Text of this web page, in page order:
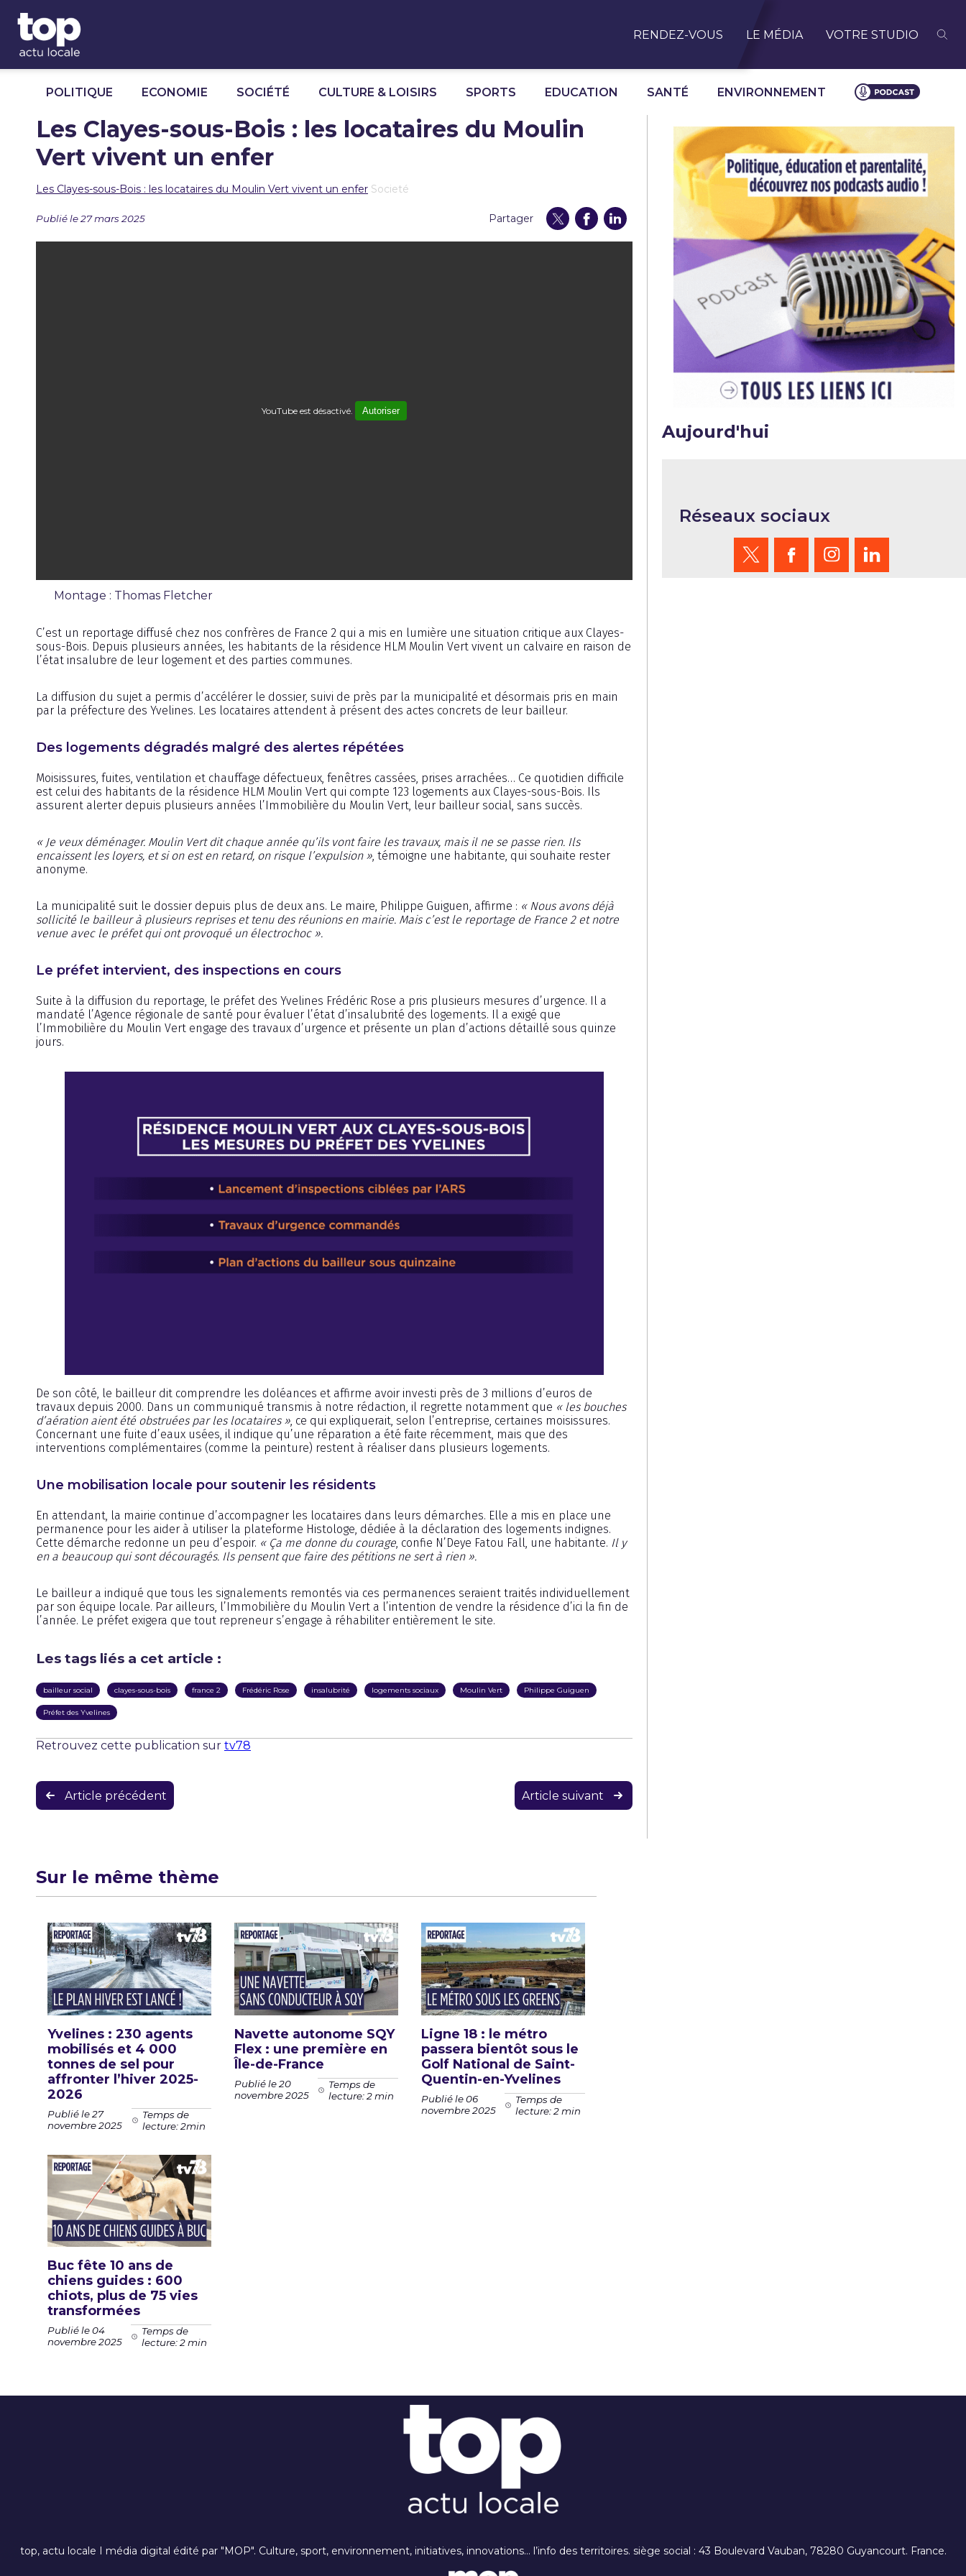
RENDEZ-VOUS LE MÉDIA VOTRE STUDIO
POLITIQUE ECONOMIE SOCIÉTÉ CULTURE & LOISIRS SPORTS EDUCATION SANTÉ ENVIRONNEMENT
Les Clayes-sous-Bois : les locataires du Moulin
Vert vivent un enfer
Les Clayes-sous-Bois : les locataires du Moulin Vert vivent un enfer Societé
Publié le 27 mars 2025 Partager
YouTube est désactivé. Autoriser
Montage : Thomas Fletcher
C’est un reportage diffusé chez nos confrères de France 2 qui a mis en lumière une situation critique aux Clayes-
sous-Bois. Depuis plusieurs années, les habitants de la résidence HLM Moulin Vert vivent un calvaire en raison de
l’état insalubre de leur logement et des parties communes.
La diffusion du sujet a permis d’accélérer le dossier, suivi de près par la municipalité et désormais pris en main
par la préfecture des Yvelines. Les locataires attendent à présent des actes concrets de leur bailleur.
Des logements dégradés malgré des alertes répétées
Moisissures, fuites, ventilation et chauffage défectueux, fenêtres cassées, prises arrachées… Ce quotidien difficile
est celui des habitants de la résidence HLM Moulin Vert qui compte 123 logements aux Clayes-sous-Bois. Ils
assurent alerter depuis plusieurs années l’Immobilière du Moulin Vert, leur bailleur social, sans succès.
« Je veux déménager. Moulin Vert dit chaque année qu’ils vont faire les travaux, mais il ne se passe rien. Ils
encaissent les loyers, et si on est en retard, on risque l’expulsion », témoigne une habitante, qui souhaite rester
anonyme.
La municipalité suit le dossier depuis plus de deux ans. Le maire, Philippe Guiguen, affirme : « Nous avons déjà
sollicité le bailleur à plusieurs reprises et tenu des réunions en mairie. Mais c’est le reportage de France 2 et notre
venue avec le préfet qui ont provoqué un électrochoc ».
Le préfet intervient, des inspections en cours
Suite à la diffusion du reportage, le préfet des Yvelines Frédéric Rose a pris plusieurs mesures d’urgence. Il a
mandaté l’Agence régionale de santé pour évaluer l’état d’insalubrité des logements. Il a exigé que
l’Immobilière du Moulin Vert engage des travaux d’urgence et présente un plan d’actions détaillé sous quinze
jours.
De son côté, le bailleur dit comprendre les doléances et affirme avoir investi près de 3 millions d’euros de
travaux depuis 2000. Dans un communiqué transmis à notre rédaction, il regrette notamment que « les bouches
d’aération aient été obstruées par les locataires », ce qui expliquerait, selon l’entreprise, certaines moisissures.
Concernant une fuite d’eaux usées, il indique qu’une réparation a été faite récemment, mais que des
interventions complémentaires (comme la peinture) restent à réaliser dans plusieurs logements.
Une mobilisation locale pour soutenir les résidents
En attendant, la mairie continue d’accompagner les locataires dans leurs démarches. Elle a mis en place une
permanence pour les aider à utiliser la plateforme Histologe, dédiée à la déclaration des logements indignes.
Cette démarche redonne un peu d’espoir. « Ça me donne du courage, confie N’Deye Fatou Fall, une habitante. Il y
en a beaucoup qui sont découragés. Ils pensent que faire des pétitions ne sert à rien ».
Le bailleur a indiqué que tous les signalements remontés via ces permanences seraient traités individuellement
par son équipe locale. Par ailleurs, l’Immobilière du Moulin Vert a l’intention de vendre la résidence d’ici la fin de
l’année. Le préfet exigera que tout repreneur s’engage à réhabiliter entièrement le site.
Les tags liés a cet article :
bailleur social clayes-sous-bois france 2 Frédéric Rose insalubrité logements sociaux Moulin Vert Philippe Guiguen
Préfet des Yvelines
Retrouvez cette publication sur tv78
Navigation
de
Article précédent Article suivant
Aujourd'hui
Réseaux sociaux
Sur le même thème
Yvelines : 230 agents
mobilisés et 4 000
tonnes de sel pour
affronter l’hiver 2025-
2026
Publié le 27
novembre 2025
Temps de
lecture: 2min
Navette autonome SQY
Flex : une première en
Île-de-France
Publié le 20
novembre 2025
Temps de
lecture: 2 min
Ligne 18 : le métro
passera bientôt sous le
Golf National de Saint-
Quentin-en-Yvelines
Publié le 06
novembre 2025
Temps de
lecture: 2 min
Buc fête 10 ans de
chiens guides : 600
chiots, plus de 75 vies
transformées
Publié le 04
novembre 2025
Temps de
lecture: 2 min
top, actu locale I média digital édité par "MOP". Culture, sport, environnement, initiatives, innovations… l’info des territoires. siège social : 43 Boulevard Vauban, 78280 Guyancourt. France.